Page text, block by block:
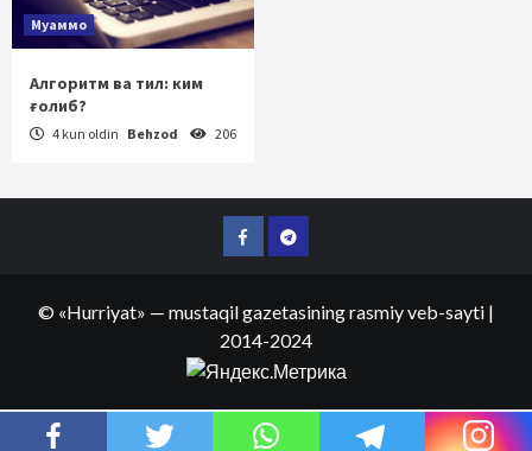
Муаммо
Алгоритм ва тил: ким
ғолиб?
4 kun oldin Behzod 206
FacebookTelegram
© «Hurriyat» — mustaqil gazetasining rasmiy veb-sayti |
2014-2024